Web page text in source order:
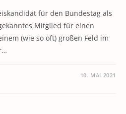
für den Bundestag als
Mitglied für einen
(wie so oft) großen Feld im
10. MAI 2021